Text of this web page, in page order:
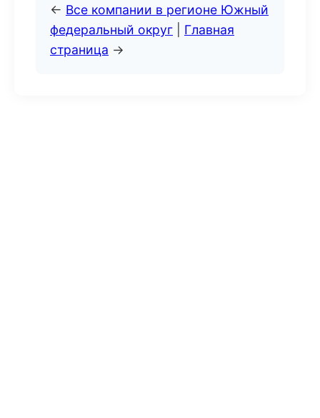
← Все компании в регионе Южный
федеральный округ
Главная
страница →